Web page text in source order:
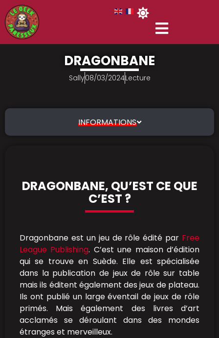
DRAGONBANE
Sally08/03/2024Lecture
INFORMATIONS
DRAGONBANE, QU’EST CE QUE
C’EST ?
Dragonbane est un jeu de rôle édité par Free
League Publishing. C’est une maison d’édition
qui se trouve en Suède. Elle est spécialisée
dans la publication de jeux de rôle sur table
mais ils éditent également des jeux de plateau.
Ils ont publié un large éventail de jeux de rôle
primés. Mais également des livres d’art
acclamés se déroulant dans des mondes
étranges et merveilleux.